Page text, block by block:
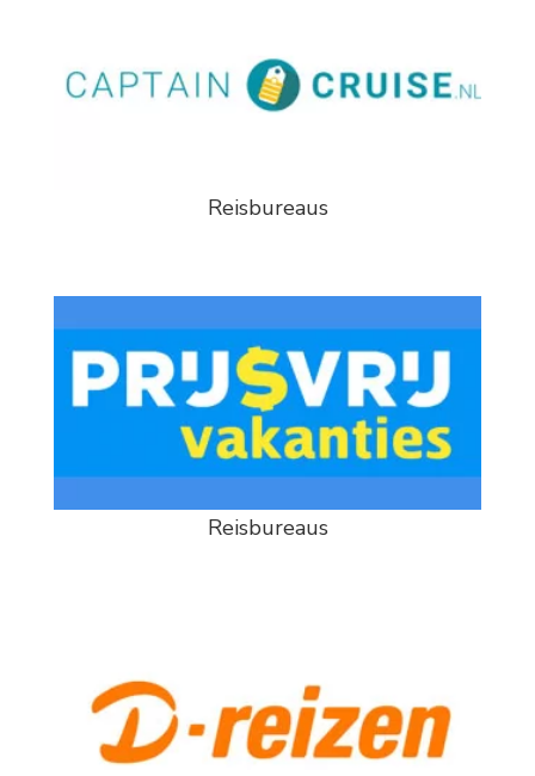
Reisbureaus
Reisbureaus